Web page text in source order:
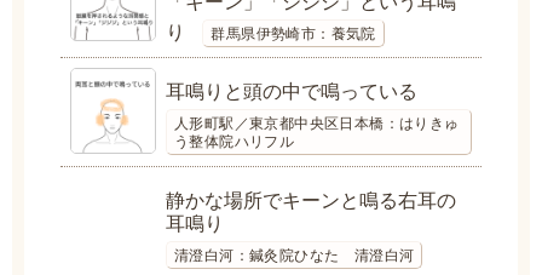
り
群馬県伊勢崎市：養気院
耳鳴りと頭の中で鳴っている
人形町駅／東京都中央区日本橋：はりきゅ
う整体院ハリフル
静かな場所でキーンと鳴る右耳の
耳鳴り
清澄白河：鍼灸院ひなた 清澄白河